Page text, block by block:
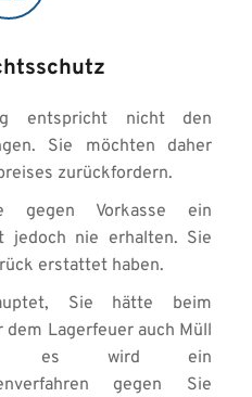
entspricht nicht den
Sie möchten daher
zurückfordern.
gegen Vorkasse ein
jedoch nie erhalten. Sie
erstattet haben.
Sie hätte beim
Lagerfeuer auch Müll
es wird ein
gegen Sie